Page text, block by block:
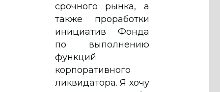
срочного рынка, а
также проработки
инициатив Фонда
по выполнению
функций
корпоративного
ликвидатора. Я хочу